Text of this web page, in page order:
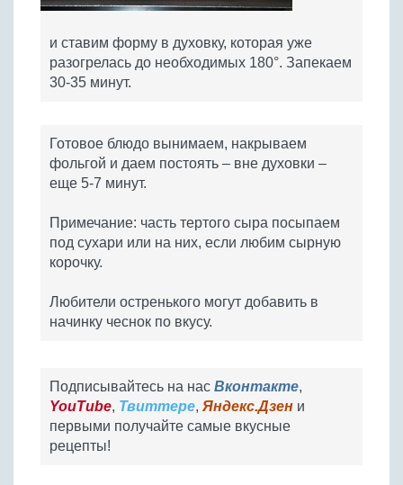
и ставим форму в духовку, которая уже
разогрелась до необходимых 180°. Запекаем
30-35 минут.
Готовое блюдо вынимаем, накрываем
фольгой и даем постоять – вне духовки –
еще 5-7 минут.
Примечание: часть тертого сыра посыпаем
под сухари или на них, если любим сырную
корочку.
Любители остренького могут добавить в
начинку чеснок по вкусу.
Подписывайтесь на нас Вконтакте,
YouTube, Твиттере, Яндекс.Дзен и
первыми получайте самые вкусные
рецепты!